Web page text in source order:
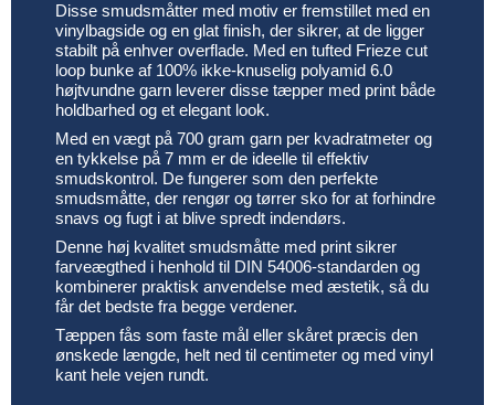
Disse smudsmåtter med motiv er fremstillet med en
vinylbagside og en glat finish, der sikrer, at de ligger
stabilt på enhver overflade. Med en tufted Frieze cut
loop bunke af 100% ikke-knuselig polyamid 6.0
højtvundne garn leverer disse tæpper med print både
holdbarhed og et elegant look.
Med en vægt på 700 gram garn per kvadratmeter og
en tykkelse på 7 mm er de ideelle til effektiv
smudskontrol. De fungerer som den perfekte
smudsmåtte, der rengør og tørrer sko for at forhindre
snavs og fugt i at blive spredt indendørs.
Denne høj kvalitet smudsmåtte med print sikrer
farveægthed i henhold til DIN 54006-standarden og
kombinerer praktisk anvendelse med æstetik, så du
får det bedste fra begge verdener.
Tæppen fås som faste mål eller skåret præcis den
ønskede længde, helt ned til centimeter og med vinyl
kant hele vejen rundt.